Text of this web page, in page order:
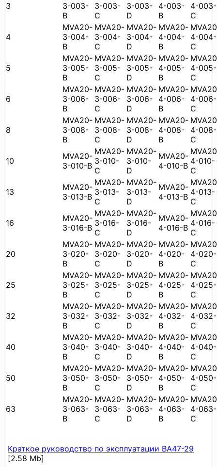
3
3-003-
B
3-003-
C
3-003-
D
4-003-
B
4-003-
C
4
MVA20-
3-004-
B
MVA20-
3-004-
C
MVA20-
3-004-
D
MVA20-
4-004-
B
4-004-
C
5
MVA20-
3-005-
B
MVA20-
3-005-
C
MVA20-
3-005-
D
MVA20-
4-005-
B
4-005-
C
6
MVA20-
3-006-
B
MVA20-
3-006-
C
MVA20-
3-006-
D
MVA20-
4-006-
B
4-006-
C
8
MVA20-
3-008-
B
MVA20-
3-008-
C
MVA20-
3-008-
D
MVA20-
4-008-
B
4-008-
C
10
MVA20-
3-010-B
MVA20-
3-010-
C
MVA20-
3-010-
D
MVA20-
4-010-B 4-010-
C
13
MVA20-
3-013-B
MVA20-
3-013-
C
MVA20-
3-013-
D
MVA20-
4-013-B 4-013-
C
16
MVA20-
3-016-B
MVA20-
3-016-
C
MVA20-
3-016-
D
MVA20-
4-016-B 4-016-
C
20
MVA20-
3-020-
B
MVA20-
3-020-
C
MVA20-
3-020-
D
MVA20-
4-020-
B
4-020-
C
25
MVA20-
3-025-
B
MVA20-
3-025-
C
MVA20-
3-025-
D
MVA20-
4-025-
B
4-025-
C
32
MVA20-
3-032-
B
MVA20-
3-032-
C
MVA20-
3-032-
D
MVA20-
4-032-
B
4-032-
C
40
MVA20-
3-040-
B
MVA20-
3-040-
C
MVA20-
3-040-
D
MVA20-
4-040-
B
4-040-
C
50
MVA20-
3-050-
B
MVA20-
3-050-
C
MVA20-
3-050-
D
MVA20-
4-050-
B
4-050-
C
63
MVA20-
3-063-
B
MVA20-
3-063-
C
MVA20-
3-063-
D
MVA20-
4-063-
B
4-063-
C
Краткое руководство по эксплуатации ВА47-29
[2.58 Mb]